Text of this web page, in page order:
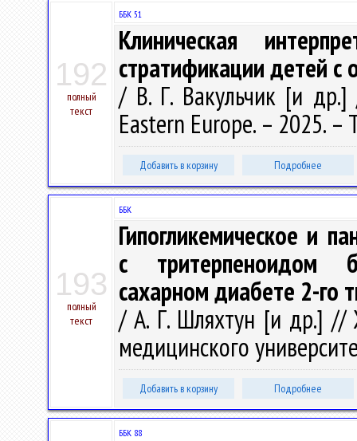
192
полный
текст
ББК 51
Клиническая
стратификации детей
/ В. Г. Вакульчик [и др.]
Eastern Europe. – 2025.
Добавить в корзину Подробнее
193
полный
текст
ББК
Гипогликемическое и
с тритерпеноидом
сахарном диабете 2-го
/ А. Г. Шляхтун [и др.] //
медицинского
Добавить в корзину Подробнее
ББК 88